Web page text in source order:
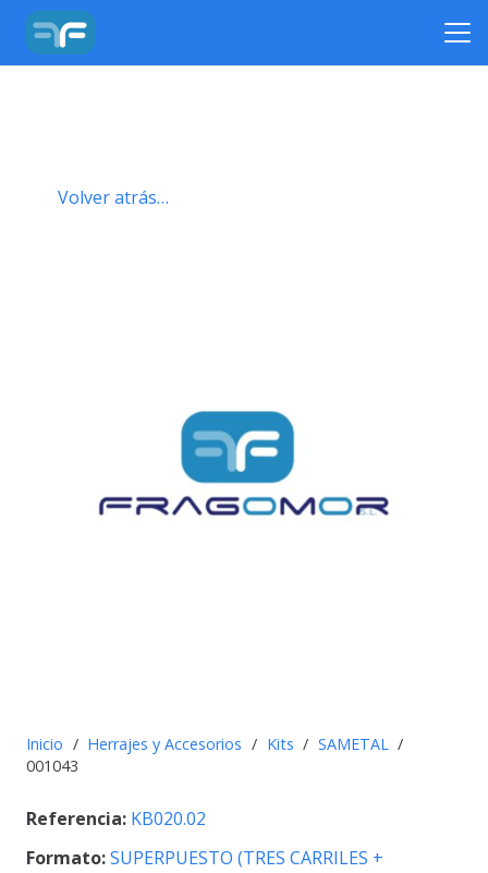
Volver atrás…
Inicio / Herrajes y Accesorios / Kits / SAMETAL /
001043
Referencia: KB020.02
Formato:SUPERPUESTO (TRES CARRILES +